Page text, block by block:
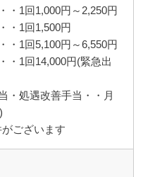
・1回1,000円～2,250円
・1回1,500円
・1回5,100円～6,550円
・1回14,000円(緊急出
・処遇改善手当・・月
ございます